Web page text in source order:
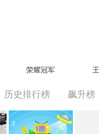
荣耀冠军
历史排行榜 飙升榜
3